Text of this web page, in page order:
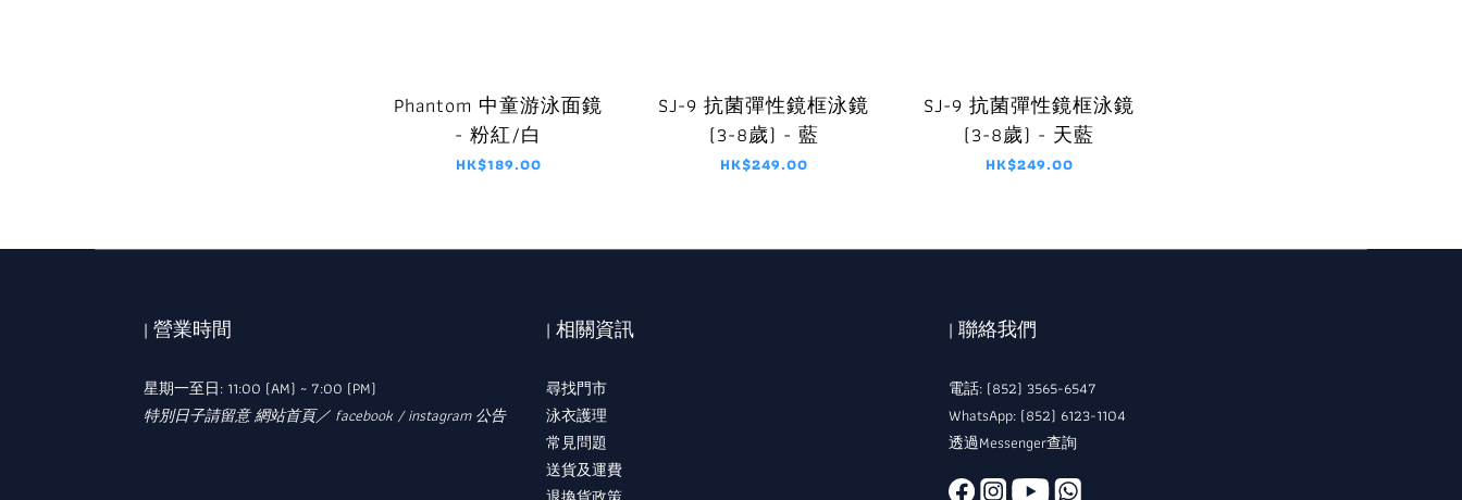
Phantom 中童游泳面鏡
- 粉紅/白
HK$189.00
SJ-9 抗菌彈性鏡框泳鏡
(3-8歲) - 藍
HK$249.00
SJ-9 抗菌彈性鏡框泳鏡
(3-8歲) - 天藍
HK$249.00
| 營業時間
星期一至日: 11:00 (AM) ~ 7:00 (PM)
特別日子請留意 網站首頁／ facebook / instagram 公告
| 相關資訊
尋找門市
泳衣護理
常見問題
送貨及運費
| 聯絡我們
電話: (852) 3565-6547
WhatsApp: (852) 6123-1104
透過Messenger查詢